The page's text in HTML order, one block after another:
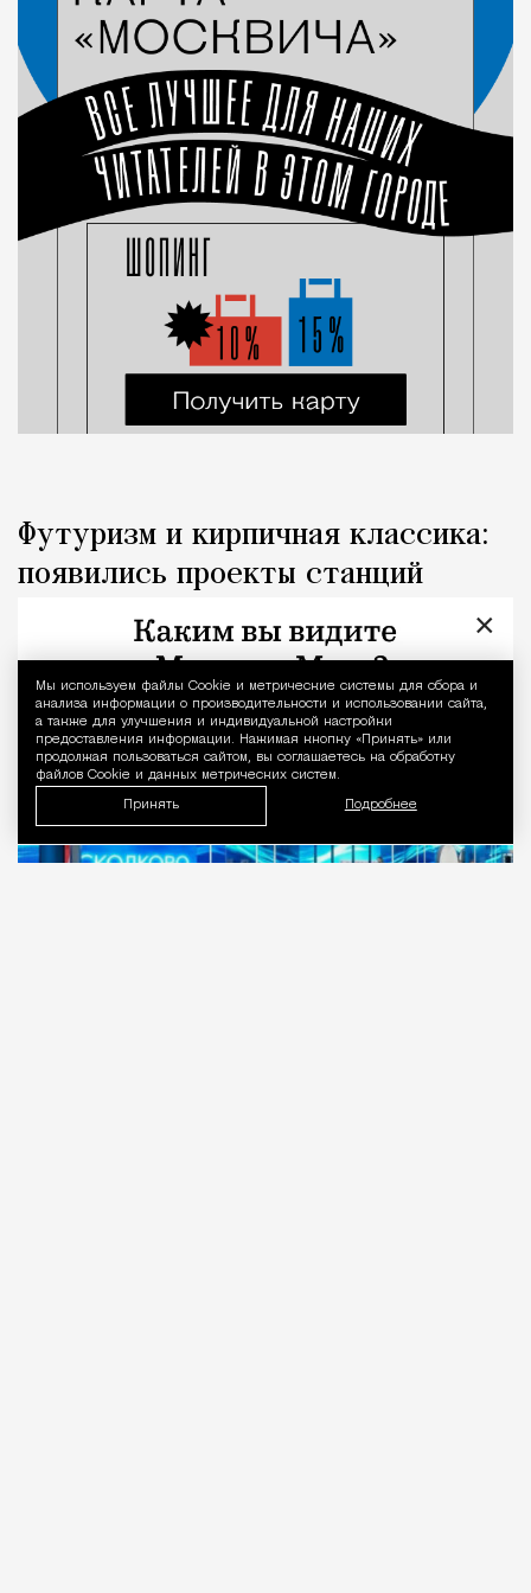
Уведомление
Мы используем файлы Сookie и метрические системы для сбора и
анализа информации о производительности и использовании сайта,
а также для улучшения и индивидуальной настройки
предоставления информации. Нажимая кнопку «Принять» или
продолжая пользоваться сайтом, вы соглашаетесь на обработку
файлов Cookie и данных метрических систем.
Принять Подробнее
Футуризм и кирпичная классика:
появились проекты станций
метро «Сколково» и «МГСУ»
×